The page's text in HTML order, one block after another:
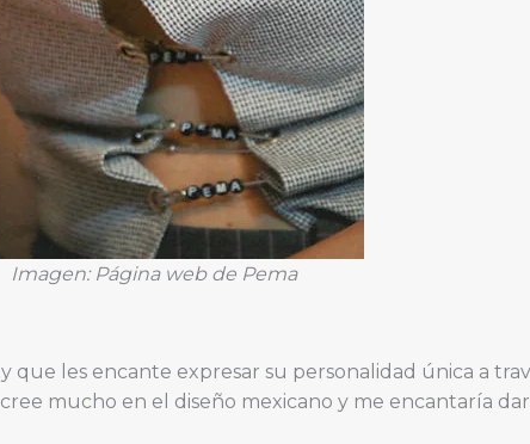
Imagen: Página web de Pema
les encante expresar su personalidad única a
mucho en el diseño mexicano y me encantaría